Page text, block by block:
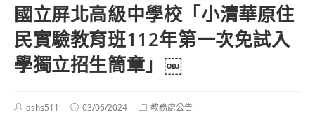
國立屏北高級中學校「小清華原住
民實驗教育班112年第一次免試入
學獨立招生簡章」￼
Postashs511
Post03/06/2024
Post教務處公告